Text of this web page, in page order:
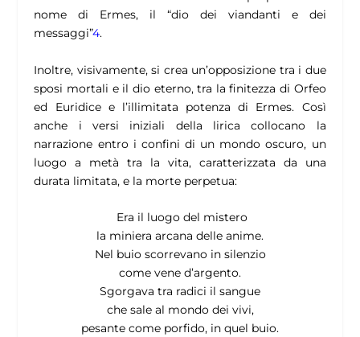
nome di Ermes, il “dio dei viandanti e dei
messaggi”4.
Inoltre, visivamente, si crea un’opposizione tra i due
sposi mortali e il dio eterno, tra la finitezza di Orfeo
ed Euridice e l’illimitata potenza di Ermes. Così
anche i versi iniziali della lirica collocano la
narrazione entro i confini di un mondo oscuro, un
luogo a metà tra la vita, caratterizzata da una
durata limitata, e la morte perpetua:
Era il luogo del mistero
la miniera arcana delle anime.
Nel buio scorrevano in silenzio
come vene d’argento.
Sgorgava tra radici il sangue
che sale al mondo dei vivi,
pesante come porfido, in quel buio.